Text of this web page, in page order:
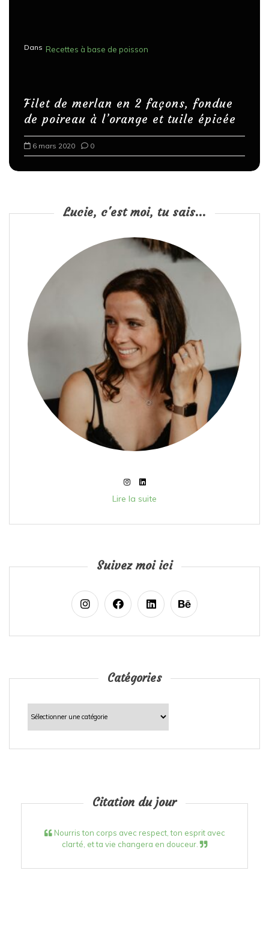
Dans Recettes à base de poisson
Filet de merlan en 2 façons, fondue
de poireau à l’orange et tuile épicée
6 mars 2020 0
Lucie, c'est moi, tu sais...
Lire la suite
Suivez moi ici
Catégories
Catégories
Citation du jour
Nourris ton corps avec respect, ton esprit avec
clarté, et ta vie changera en douceur.